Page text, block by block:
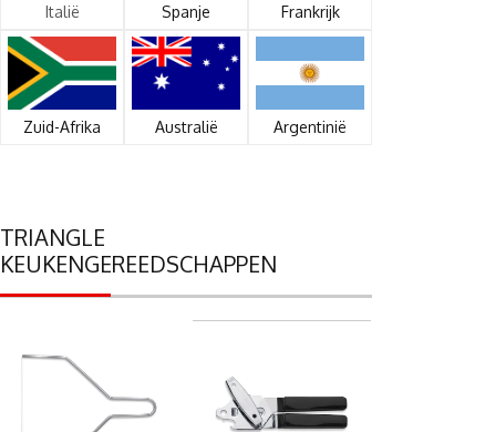
Italië Spanje Frankrijk
Zuid-Afrika Australië Argentinië
TRIANGLE
KEUKENGEREEDSCHAPPEN